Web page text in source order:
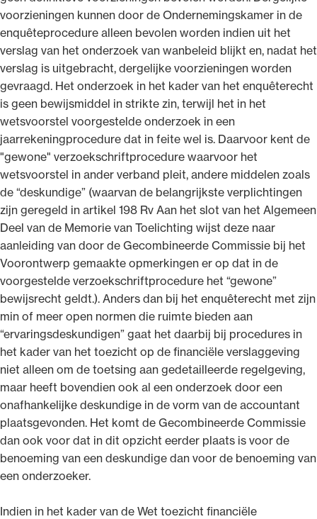
voorzieningen kunnen door de Ondernemingskamer in de
enquêteprocedure alleen bevolen worden indien uit het
verslag van het onderzoek van wanbeleid blijkt en, nadat het
verslag is uitgebracht, dergelijke voorzieningen worden
gevraagd. Het onderzoek in het kader van het enquêterecht
is geen bewijsmiddel in strikte zin, terwijl het in het
wetsvoorstel voorgestelde onderzoek in een
jaarrekeningprocedure dat in feite wel is. Daarvoor kent de
"gewone" verzoekschriftprocedure waarvoor het
wetsvoorstel in ander verband pleit, andere middelen zoals
de “deskundige” (waarvan de belangrijkste verplichtingen
zijn geregeld in artikel 198 Rv Aan het slot van het Algemeen
Deel van de Memorie van Toelichting wijst deze naar
aanleiding van door de Gecombineerde Commissie bij het
Voorontwerp gemaakte opmerkingen er op dat in de
voorgestelde verzoekschriftprocedure het “gewone”
bewijsrecht geldt.). Anders dan bij het enquêterecht met zijn
min of meer open normen die ruimte bieden aan
“ervaringsdeskundigen” gaat het daarbij bij procedures in
het kader van het toezicht op de financiële verslaggeving
niet alleen om de toetsing aan gedetailleerde regelgeving,
maar heeft bovendien ook al een onderzoek door een
onafhankelijke deskundige in de vorm van de accountant
plaatsgevonden. Het komt de Gecombineerde Commissie
dan ook voor dat in dit opzicht eerder plaats is voor de
benoeming van een deskundige dan voor de benoeming van
een onderzoeker.
Indien in het kader van de Wet toezicht financiële